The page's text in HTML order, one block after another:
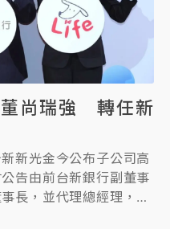
董尚瑞強 轉任新
新光金今公布子公司高
告由前台新銀行副董事
長，並代理總經理，也
任。